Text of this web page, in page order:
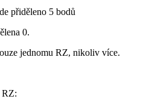
přiděleno 5 bodů
0.
jednomu RZ, nikoliv více.
RZ: